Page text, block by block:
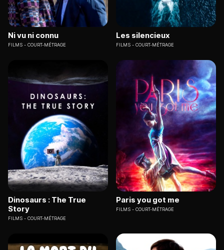
Ni vu ni connu
FILMS COURT-MÉTRAGE
Les silencieux
FILMS COURT-MÉTRAGE
Dinosaurs : The True
Story
FILMS COURT-MÉTRAGE
Paris you got me
FILMS COURT-MÉTRAGE